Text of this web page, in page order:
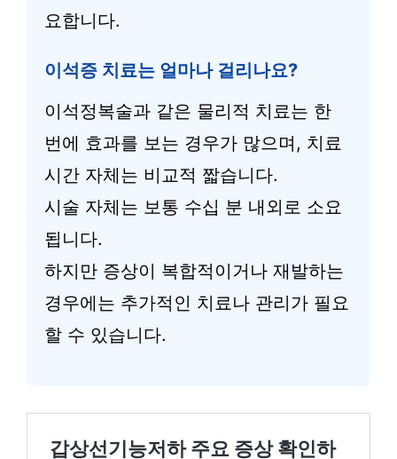
요합니다.
이석증 치료는 얼마나 걸리나요?
이석정복술과 같은 물리적 치료는 한
번에 효과를 보는 경우가 많으며, 치료
시간 자체는 비교적 짧습니다.
시술 자체는 보통 수십 분 내외로 소요
됩니다.
하지만 증상이 복합적이거나 재발하는
경우에는 추가적인 치료나 관리가 필요
할 수 있습니다.